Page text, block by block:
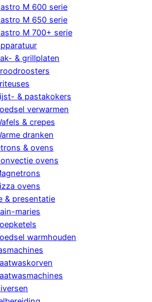
M 600 serie
M 650 serie
M 700+ serie
& grillplaten
& pastakokers
verwarmen
& crepes
dranken
& ovens
ovens
ovens
& presentatie
maries
warmhouden